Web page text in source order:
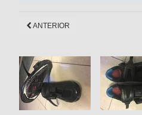
ANTERIOR